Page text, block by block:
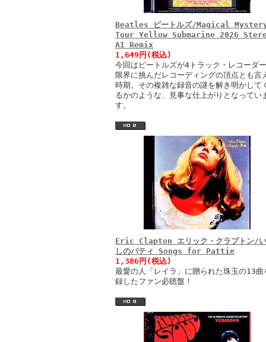
Beatles ビートルズ/Magical
Tour Yellow Submarine 2026
AI Remix
1,649円(税込)
今回はビートルズが4トラック・レコーダ
限界に挑んだレコーディングの頂点とも言
時期。その複雑な録音の謎を解き明かして
るかのような、見事な仕上がりとなってい
す。
Eric Clapton エリック・クラプトン/い
しのパティ Songs for Pattie
1,386円(税込)
最愛の人「レイラ」に贈られた珠玉の13曲
録したファン必聴盤！